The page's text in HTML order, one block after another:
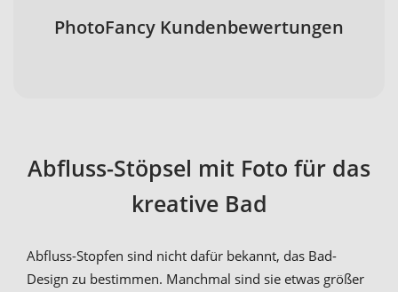
PhotoFancy Kundenbewertungen
Abfluss-Stöpsel mit Foto für das
kreative Bad
Abfluss-Stopfen sind nicht dafür bekannt, das Bad-
Design zu bestimmen. Manchmal sind sie etwas größer